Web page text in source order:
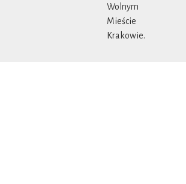
Wolnym
Mieście
Krakowie.